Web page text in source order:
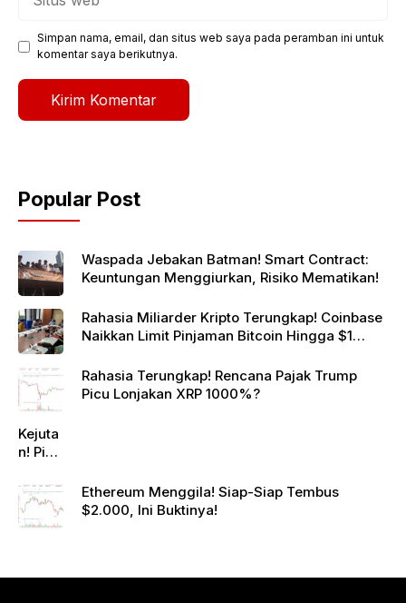
Simpan nama, email, dan situs web saya pada peramban ini untuk
komentar saya berikutnya.
Popular Post
Waspada Jebakan Batman! Smart Contract:
Keuntungan Menggiurkan, Risiko Mematikan!
Rahasia Miliarder Kripto Terungkap! Coinbase
Naikkan Limit Pinjaman Bitcoin Hingga $1
Rahasia Terungkap! Rencana Pajak Trump
Picu Lonjakan XRP 1000%?
Kejuta
n! Pi
rk
Gande
ng
Eropa,
Ethereum Menggila! Siap-Siap Tembus
$2.000, Ini Buktinya!